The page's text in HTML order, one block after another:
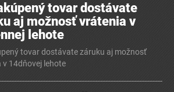
tovar dostávate
aj možnosť vrátenia v
lehote
tovar dostávate záruku aj možnosť
v 14dňovej lehote